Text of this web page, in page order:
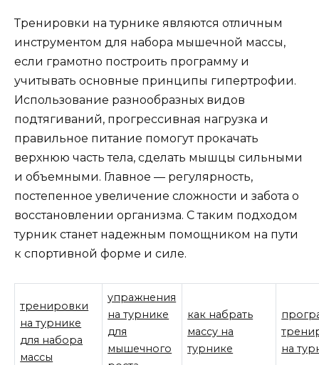
Тренировки на турнике являются отличным
инструментом для набора мышечной массы,
если грамотно построить программу и
учитывать основные принципы гипертрофии.
Использование разнообразных видов
подтягиваний, прогрессивная нагрузка и
правильное питание помогут прокачать
верхнюю часть тела, сделать мышцы сильными
и объемными. Главное — регулярность,
постепенное увеличение сложности и забота о
восстановлении организма. С таким подходом
турник станет надежным помощником на пути
к спортивной форме и силе.
тренировки
на турнике
для набора
массы
упражнения
на турнике
для
мышечного
как набрать
массу на
турнике
на